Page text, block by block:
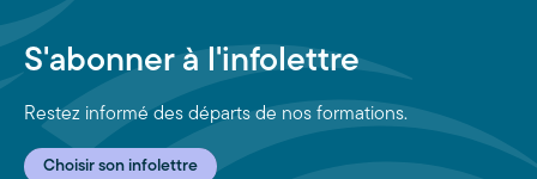
S'abonner à l'infolettre
Restez informé des départs de nos formations.
Choisir son infolettre